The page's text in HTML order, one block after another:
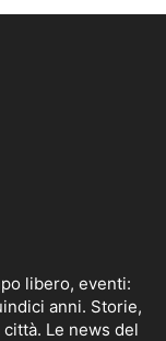
libero, eventi:
anni. Storie,
Le news del